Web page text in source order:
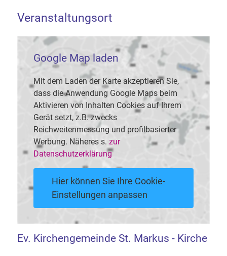
Veranstaltungsort
Google Map laden
Mit dem Laden der Karte akzeptieren Sie,
dass die Anwendung Google Maps beim
Aktivieren von Inhalten Cookies auf Ihrem
Gerät setzt, z.B. zwecks
Reichweitenmessung und profilbasierter
Werbung. Näheres s. zur
Datenschutzerklärung
Hier können Sie Ihre Cookie-
Einstellungen anpassen
Ev. Kirchengemeinde St. Markus - Kirche